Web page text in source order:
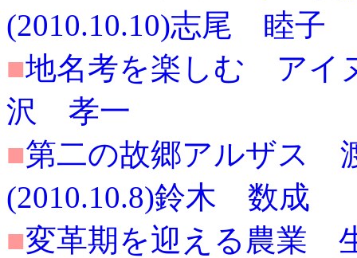
(2010.10.10)志尾 睦子
■地名考を楽しむ アイ
沢 孝一
■第二の故郷アルザス
(2010.10.8)鈴木 数成
■変革期を迎える農業